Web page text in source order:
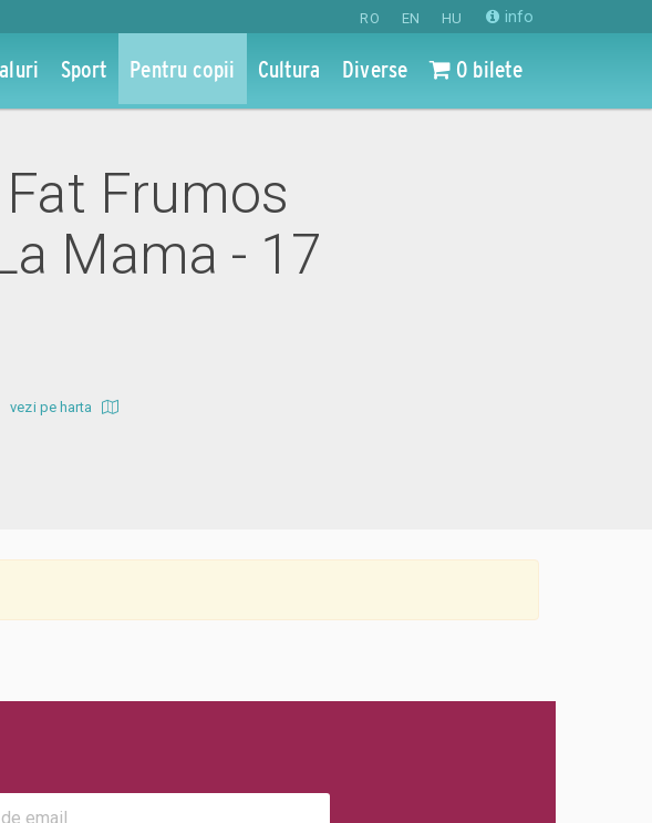
RO EN HU info
Sport Pentru copii Cultura Diverse 0 bilete
Frumos
Mama - 17
vezi pe harta